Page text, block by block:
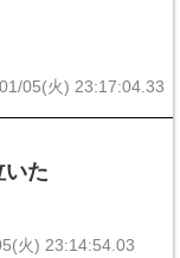
05(火) 23:17:04.33
いた
火) 23:14:54.03